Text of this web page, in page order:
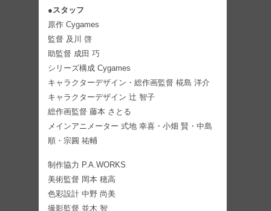
●スタッフ
原作 Cygames
監督 及川 啓
助監督 成田 巧
シリーズ構成 Cygames
キャラクターデザイン・総作画監督 椛島 洋介
キャラクターデザイン 辻 智子
総作画監督 藤本 さとる
メインアニメーター 式地 幸喜・小畑 賢・中島
順・宗圓 祐輔
制作協力 P.A.WORKS
美術監督 岡本 穂高
色彩設計 中野 尚美
撮影監督 並木 智